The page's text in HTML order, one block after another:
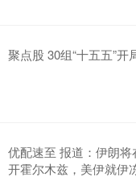
聚点股 30组“十五五”开
优配速至 报道：伊朗
开霍尔木兹，美伊就伊